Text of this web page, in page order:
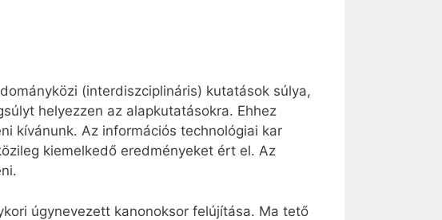
(interdiszciplináris) kutatások súlya,
helyezzen az alapkutatásokra. Ehhez
kívánunk. Az információs technológiai kar
kiemelkedő eredményeket ért el. Az
úgynevezett kanonoksor felújítása. Ma tető